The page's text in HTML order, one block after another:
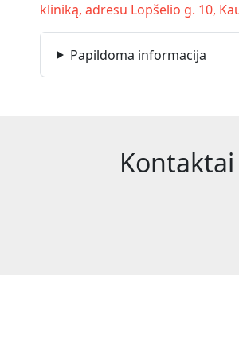
kliniką, adresu Lopšelio g. 10,
Papildoma informacija
Kontaktai